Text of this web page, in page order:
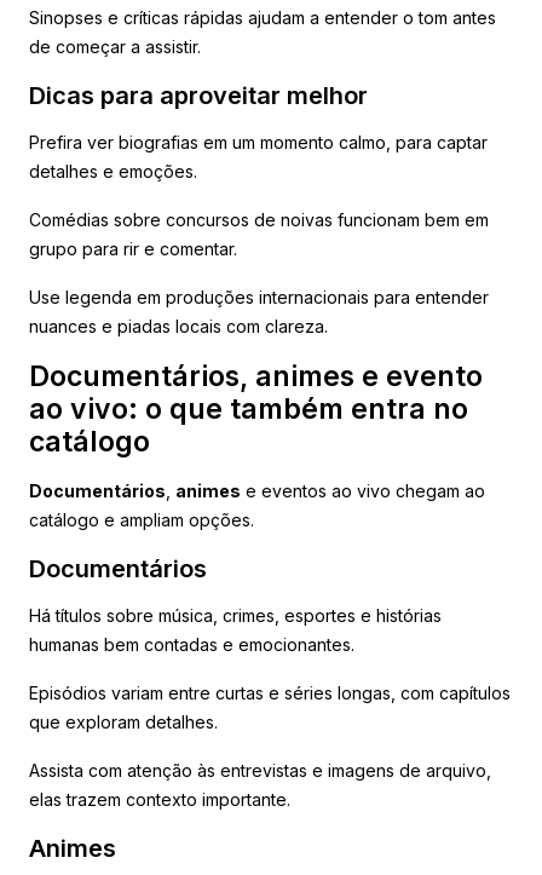
Sinopses e críticas rápidas ajudam a entender o tom antes
de começar a assistir.
Dicas para aproveitar melhor
Prefira ver biografias em um momento calmo, para captar
detalhes e emoções.
Comédias sobre concursos de noivas funcionam bem em
grupo para rir e comentar.
Use legenda em produções internacionais para entender
nuances e piadas locais com clareza.
Documentários, animes e evento
ao vivo: o que também entra no
catálogo
Documentários animes e eventos ao vivo chegam ao
catálogo e ampliam opções.
Documentários
Há títulos sobre música, crimes, esportes e histórias
humanas bem contadas e emocionantes.
Episódios variam entre curtas e séries longas, com capítulos
que exploram detalhes.
Assista com atenção às entrevistas e imagens de arquivo,
elas trazem contexto importante.
Animes